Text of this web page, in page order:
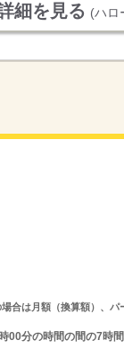
細を見る (ハロ
合は月額（換算額）、パ
00分の時間の間の7時